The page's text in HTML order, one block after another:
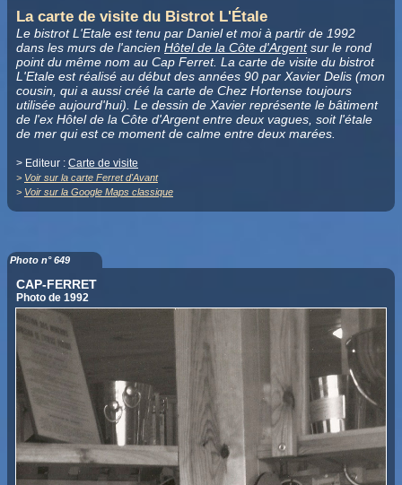
La carte de visite du Bistrot L'Étale
Le bistrot L'Etale est tenu par Daniel et moi à partir de 1992
dans les murs de l'ancien Hôtel de la Côte d'Argentsur le rond
point du même nom au Cap Ferret. La carte de visite du bistrot
L'Etale est réalisé au début des années 90 par Xavier Delis (mon
cousin, qui a aussi créé la carte de Chez Hortense toujours
utilisée aujourd'hui). Le dessin de Xavier représente le bâtiment
de l'ex Hôtel de la Côte d'Argent entre deux vagues, soit l'étale
de mer qui est ce moment de calme entre deux marées.
> Editeur : Carte de visite
> Voir sur la carte Ferret d'Avant
> Voir sur la Google Maps classique
Photo n° 649
CAP-FERRET
Photo de 1992